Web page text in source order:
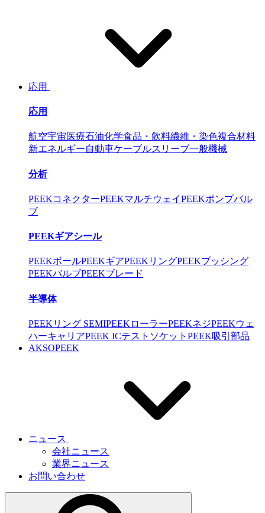
応用
応用
航空宇宙医療石油化学食品・飲料繊維・染色複合材料
新エネルギー自動車ケーブルスリーブ一般機械
分析
PEEKコネクターPEEKマルチウェイPEEKポンプバル
ブ
PEEKギアシール
PEEKボールPEEKギアPEEKリングPEEKブッシング
PEEKバルブPEEKブレード
半導体
PEEKリング SEMIPEEKローラーPEEKネジPEEKウェ
ハーキャリアPEEK ICテストソケット PEEK吸引部品
AKSOPEEK
ニュース
会社ニュース
業界ニュース
お問い合わせ